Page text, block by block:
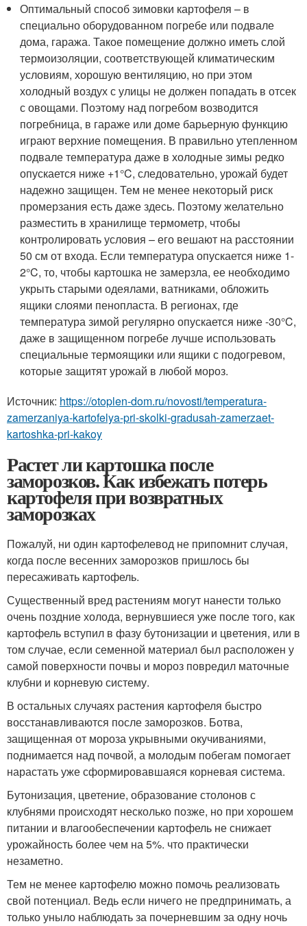
Оптимальный способ зимовки картофеля – в
специально оборудованном погребе или подвале
дома, гаража. Такое помещение должно иметь слой
термоизоляции, соответствующей климатическим
условиям, хорошую вентиляцию, но при этом
холодный воздух с улицы не должен попадать в отсек
с овощами. Поэтому над погребом возводится
погребница, в гараже или доме барьерную функцию
играют верхние помещения. В правильно утепленном
подвале температура даже в холодные зимы редко
опускается ниже +1°C, следовательно, урожай будет
надежно защищен. Тем не менее некоторый риск
промерзания есть даже здесь. Поэтому желательно
разместить в хранилище термометр, чтобы
контролировать условия – его вешают на расстоянии
50 см от входа. Если температура опускается ниже 1-
2°C, то, чтобы картошка не замерзла, ее необходимо
укрыть старыми одеялами, ватниками, обложить
ящики слоями пенопласта. В регионах, где
температура зимой регулярно опускается ниже -30°C,
даже в защищенном погребе лучше использовать
специальные термоящики или ящики с подогревом,
которые защитят урожай в любой мороз.
Источник: https://otoplen-dom.ru/novosti/temperatura-
zamerzaniya-kartofelya-pri-skolki-gradusah-zamerzaet-
kartoshka-pri-kakoy
Растет ли картошка после
заморозков. Как избежать потерь
картофеля при возвратных
заморозках
Пожалуй, ни один картофелевод не припомнит случая,
когда после весенних заморозков пришлось бы
пересаживать картофель.
Существенный вред растениям могут нанести только
очень поздние холода, вернувшиеся уже после того, как
картофель вступил в фазу бутонизации и цветения, или в
том случае, если семенной материал был расположен у
самой поверхности почвы и мороз повредил маточные
клубни и корневую систему.
В остальных случаях растения картофеля быстро
восстанавливаются после заморозков. Ботва,
защищенная от мороза укрывными окучиваниями,
поднимается над почвой, а молодым побегам помогает
нарастать уже сформировавшаяся корневая система.
Бутонизация, цветение, образование столонов с
клубнями происходят несколько позже, но при хорошем
питании и влагообеспечении картофель не снижает
урожайность более чем на 5%. что практически
незаметно.
Тем не менее картофелю можно помочь реализовать
свой потенциал. Ведь если ничего не предпринимать, а
только уныло наблюдать за почерневшим за одну ночь